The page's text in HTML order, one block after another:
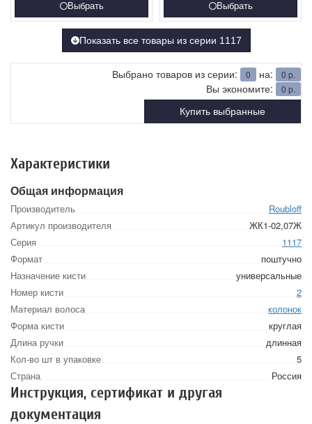
Выбрать Выбрать
Показать все товары из серии 1117
Выбрано товаров из серии: 0 на: 0 р.
Вы экономите: 0 р.
Купить выбранные
Характеристики
Общая информация
Производитель
Roubloff
Артикул производителя
ЖК1-02,07Ж
Серия
1117
Формат
поштучно
Назначение кисти
универсальные
Номер кисти
2
Материал волоса
колонок
Форма кисти
круглая
Длина ручки
длинная
Кол-во шт в упаковке
5
Страна
Россия
Инструкция, сертификат и другая
документация